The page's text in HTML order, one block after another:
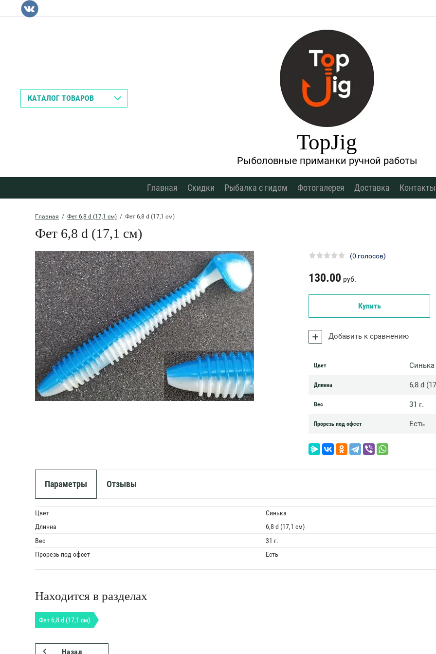
Назад
КАТАЛОГ ТОВАРОВ
TopJig
Рыболовные приманки ручной работы
Главная Скидки Рыбалка с гидом Фотогалерея Доставка Контакты
Главная
  /
Фет 6,8 d (17,1 см)
  /  Фет 6,8 d (17,1 см)
Фет 6,8 d (17,1 см)
(0 голосов)
130.00 руб.
Купить
Добавить к сравнению
Цвет Синька
Длинна 6,8 d
Вес 31 г.
Прорезь под офсет Есть
Параметры Отзывы
Цвет
Синька
Длинна
6,8 d (17,1 см)
Вес
31 г.
Прорезь под офсет
Есть
Находится в разделах
Фет 6,8 d (17,1 см)
Назад